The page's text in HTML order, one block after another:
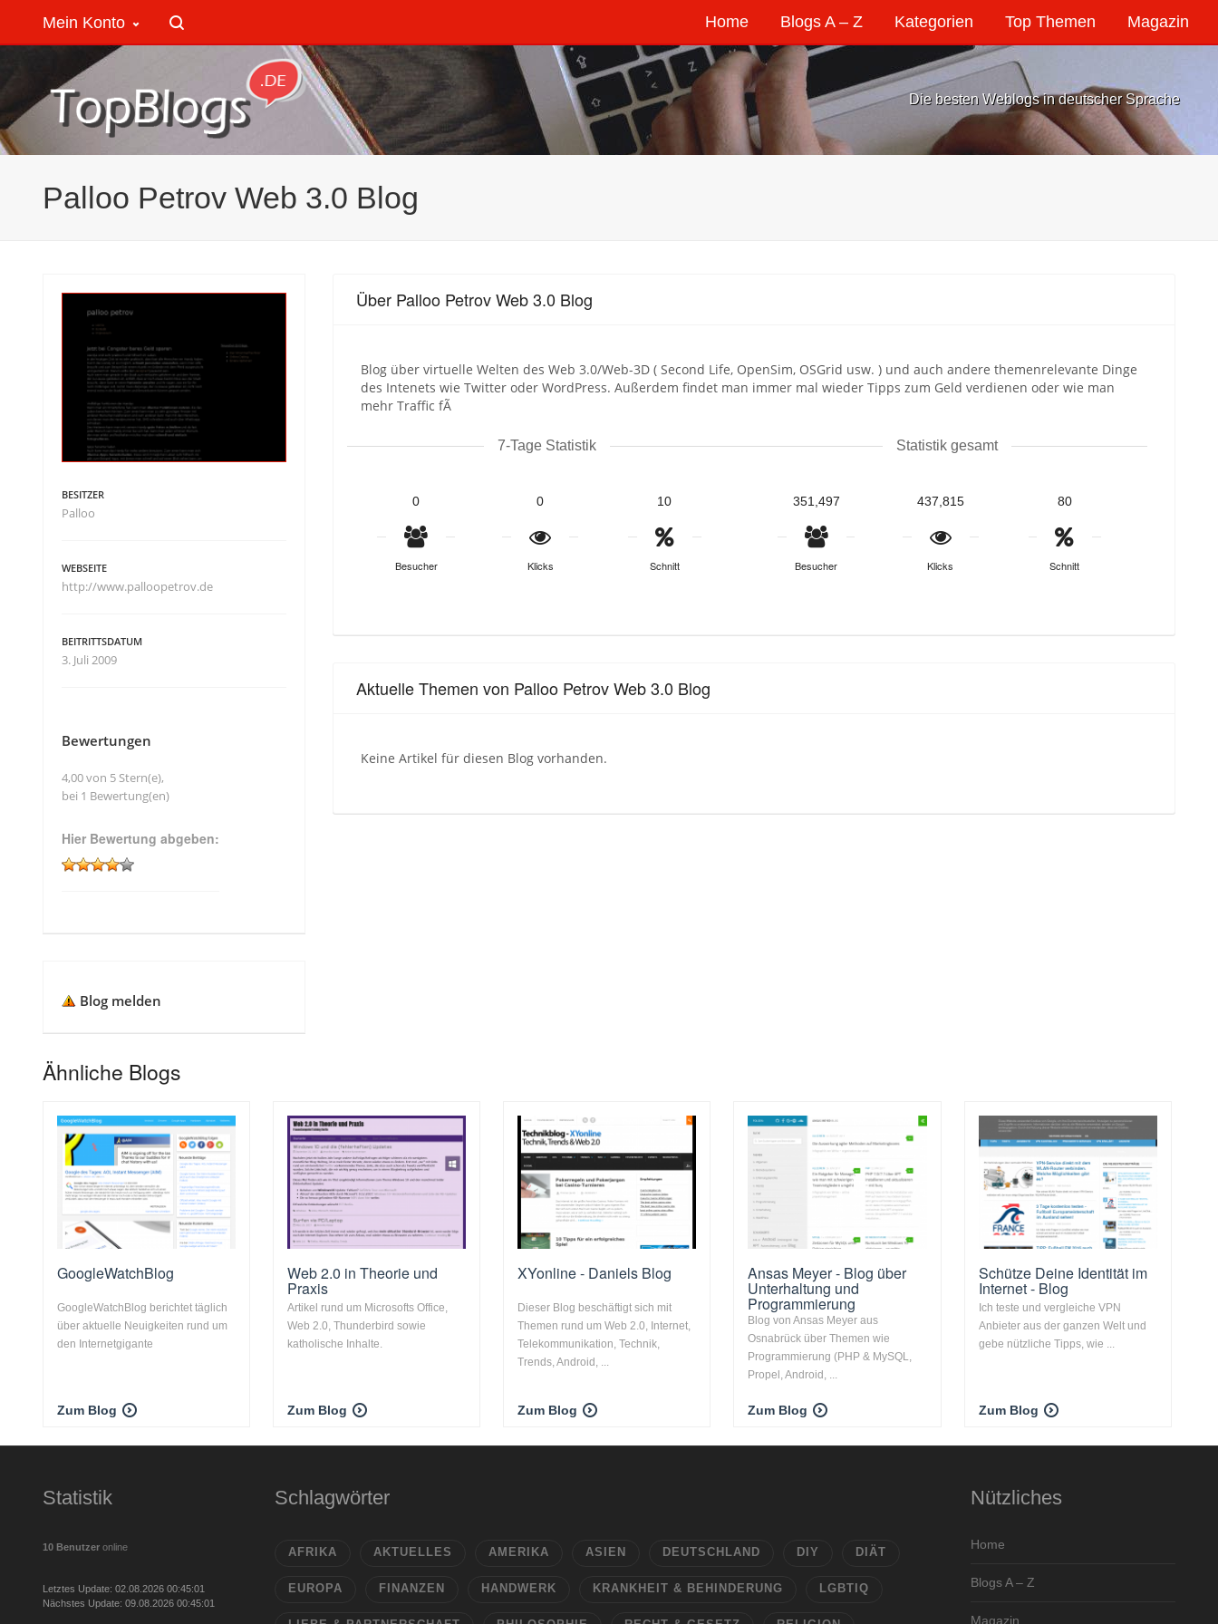
Home Blogs A – Z Kategorien Top Themen Magazin
Mein Konto
Die besten Weblogs in deutscher Sprache
Palloo Petrov Web 3.0 Blog
Über Palloo Petrov Web 3.0 Blog
Blog über virtuelle Welten des Web 3.0/Web-3D ( Second Life, OpenSim, OSGrid usw. ) und auch andere themenrelevante Dinge
des Intenets wie Twitter oder WordPress. Außerdem findet man immer mal wieder Tipps zum Geld verdienen oder wie man
mehr Traffic fÃ
7-Tage Statistik
0
Besucher
0
Klicks
10
Schnitt
Statistik gesamt
351,497
Besucher
437,815
Klicks
80
Schnitt
Aktuelle Themen von Palloo Petrov Web 3.0 Blog
Keine Artikel für diesen Blog vorhanden.
BESITZER
Palloo
WEBSEITE
http://www.palloopetrov.de
BEITRITTSDATUM
3. Juli 2009
Bewertungen
4,00 von 5 Stern(e),
bei 1 Bewertung(en)
Hier Bewertung abgeben:
Blog melden
Ähnliche Blogs
GoogleWatchBlog
GoogleWatchBlog berichtet täglich
über aktuelle Neuigkeiten rund um
den Internetgigante
Zum Blog
Web 2.0 in Theorie und
Praxis
Artikel rund um Microsofts Office,
Web 2.0, Thunderbird sowie
katholische Inhalte.
Zum Blog
XYonline - Daniels Blog
Dieser Blog beschäftigt sich mit
Themen rund um Web 2.0, Internet,
Telekommunikation, Technik,
Trends, Android, ...
Zum Blog
Ansas Meyer - Blog über
Unterhaltung und
Programmierung
Blog von Ansas Meyer aus
Osnabrück über Themen wie
Programmierung (PHP & MySQL,
Propel, Android, ...
Zum Blog
Schütze Deine Identität im
Internet - Blog
Ich teste und vergleiche VPN
Anbieter aus der ganzen Welt und
gebe nützliche Tipps, wie ...
Zum Blog
Statistik
10 Benutzer online
Letztes Update: 02.08.2026 00:45:01
Nächstes Update: 09.08.2026 00:45:01
Schlagwörter
AFRIKA AKTUELLES AMERIKA ASIEN DEUTSCHLAND DIY DIÄT
EUROPA FINANZEN HANDWERK KRANKHEIT & BEHINDERUNG LGBTIQ
Nützliches
Home
Blogs A – Z
Magazin